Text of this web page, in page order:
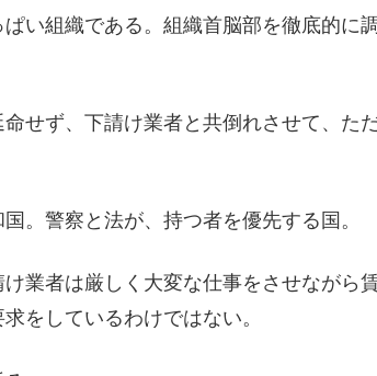
い組織である。組織首脳部を徹底的に
せず、下請け業者と共倒れさせて、た
。警察と法が、持つ者を優先する国。
業者は厳しく大変な仕事をさせながら
をしているわけではない。